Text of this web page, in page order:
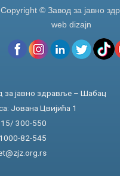
Copyright © Завод за јавно
web dizajn
за јавно здравље – Шабац
Јована Цвијића 1
300-550
82-545